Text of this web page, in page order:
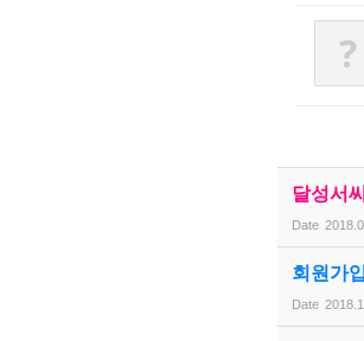
?
달성서
Date
회원가
Date